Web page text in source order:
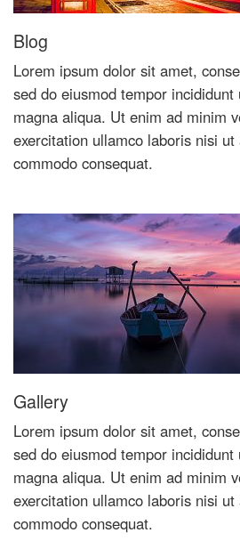
Blog
Lorem ipsum dolor sit amet,
sed do eiusmod tempor
magna aliqua. Ut enim ad minim
exercitation ullamco laboris nisi
commodo consequat.
Gallery
Lorem ipsum dolor sit amet,
sed do eiusmod tempor
magna aliqua. Ut enim ad minim
exercitation ullamco laboris nisi
commodo consequat.